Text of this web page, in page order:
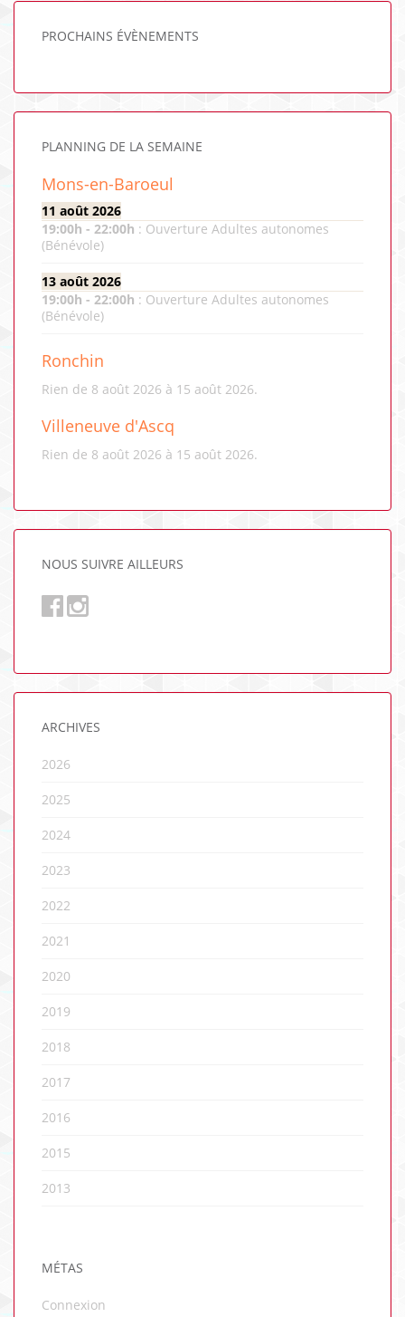
PROCHAINS ÉVÈNEMENTS
PLANNING DE LA SEMAINE
Mons-en-Baroeul
11 août 2026
19:00h - 22:00h : Ouverture Adultes autonomes
(Bénévole)
13 août 2026
19:00h - 22:00h : Ouverture Adultes autonomes
(Bénévole)
Ronchin
Rien de 8 août 2026 à 15 août 2026.
Villeneuve d'Ascq
Rien de 8 août 2026 à 15 août 2026.
NOUS SUIVRE AILLEURS
ARCHIVES
2026
2025
2024
2023
2022
2021
2020
2019
2018
2017
2016
2015
2013
MÉTAS
Connexion